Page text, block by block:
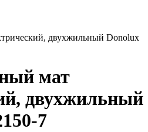
двухжильный Donolux
мат
двухжильный
7